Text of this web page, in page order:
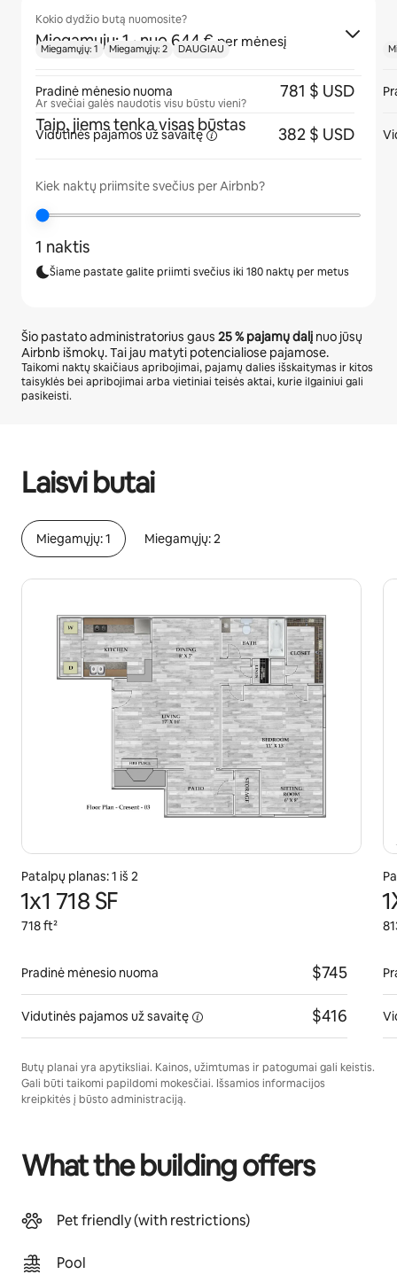
Kokio dydžio butą nuomosite?
Miegamųjų: 1 · nuo 644 €per mėnesį
Ar svečiai galės naudotis visu būstu vieni?
Taip, jiems tenka visas būstas
Kiek naktų priimsite svečius per Airbnb?
1 naktis
Šiame pastate galite priimti svečius iki 180 naktų per metus
Šio pastato administratorius gaus 25 %pajamų dalį nuo jūsų
Airbnb išmokų. Tai jau matyti potencialiose pajamose.
Taikomi naktų skaičiaus apribojimai, pajamų dalies išskaitymas ir kitos
taisyklės bei apribojimai arba vietiniai teisės aktai, kurie ilgainiui gali
pasikeisti.
Laisvi butai
Miegamųjų: 1 Miegamųjų: 2
Patalpų planas: 1 iš 2
1x1 718 SF
718 ft²
Pradinė mėnesio nuoma $745
Vidutinės pajamos už savaitę $416
Butų planai yra apytiksliai. Kainos, užimtumas ir patogumai gali keistis.
Gali būti taikomi papildomi mokesčiai. Išsamios informacijos
kreipkitės į būsto administraciją.
What the building offers
Pet friendly (with restrictions)
Pool
Miegamųjų: 1 Miegamųjų: 2 DAUGIAU
Pradinė mėnesio nuoma 781 $ USD
Vidutinės pajamos už savaitę 382 $ USD